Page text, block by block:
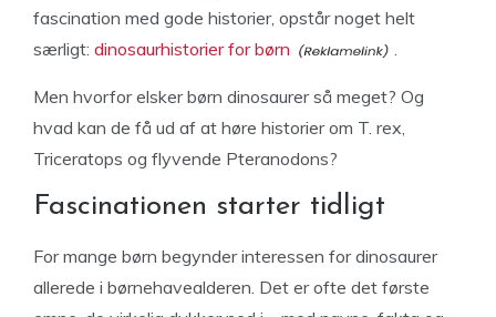
fascination med gode historier, opstår noget helt
særligt: dinosaurhistorier for børn .
Men hvorfor elsker børn dinosaurer så meget? Og
hvad kan de få ud af at høre historier om T. rex,
Triceratops og flyvende Pteranodons?
Fascinationen starter tidligt
For mange børn begynder interessen for dinosaurer
allerede i børnehavealderen. Det er ofte det første